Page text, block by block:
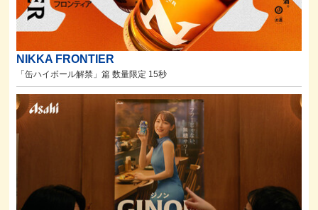
NIKKA FRONTIER
「缶ハイボール解禁」篇 数量限定 15秒